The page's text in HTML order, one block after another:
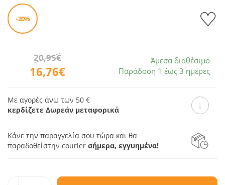
- 20%
16,76€
20,95€
Άμεσα διαθέσιμο
Παράδοση 1 έως 3 ημέρες
Με αγορές άνω των 50 €
κερδίζετε Δωρεάν μεταφορικά
Κάνε την παραγγελία σου τώρα και θα
παραδοθείστην courier σήμερα, εγγυημένα!